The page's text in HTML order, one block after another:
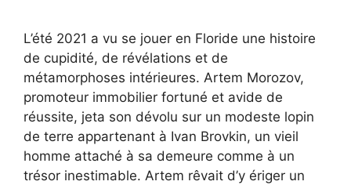
L’été 2021 a vu se jouer en Floride une histoire
de cupidité, de révélations et de
métamorphoses intérieures. Artem Morozov,
promoteur immobilier fortuné et avide de
réussite, jeta son dévolu sur un modeste lopin
de terre appartenant à Ivan Brovkin, un vieil
homme attaché à sa demeure comme à un
trésor inestimable. Artem rêvait d’y ériger un